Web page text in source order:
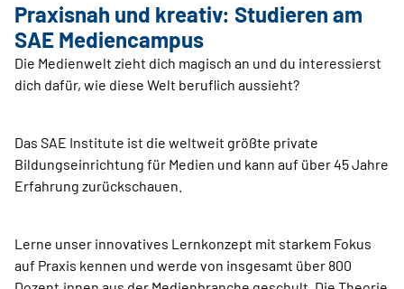
Praxisnah und kreativ: Studieren am
SAE Mediencampus
Die Medienwelt zieht dich magisch an und du interessierst
dich dafür, wie diese Welt beruflich aussieht?
Das SAE Institute ist die weltweit größte private
Bildungseinrichtung für Medien und kann auf über 45 Jahre
Erfahrung zurückschauen.
Lerne unser innovatives Lernkonzept mit starkem Fokus
auf Praxis kennen und werde von insgesamt über 800